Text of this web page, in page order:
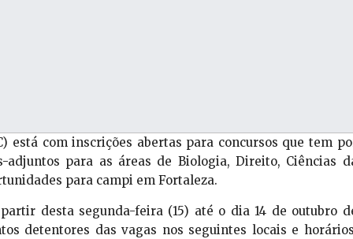
está com inscrições abertas para concursos que tem
adjuntos para as áreas de Biologia, Direito, Ciências
para campi em Fortaleza.
desta segunda-feira (15) até o dia 14 de outubro
detentores das vagas nos seguintes locais e